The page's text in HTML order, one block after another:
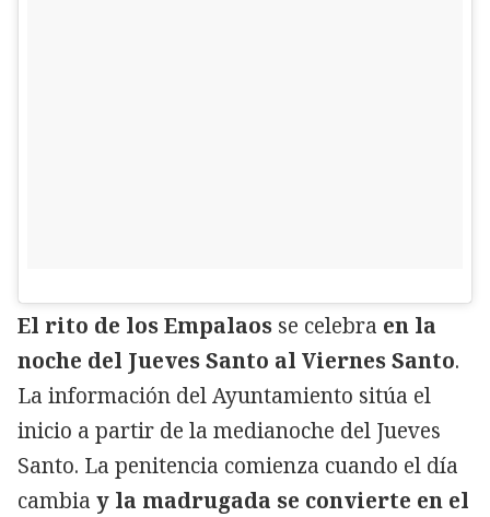
El rito de los Empalaos se celebra en la
noche del Jueves Santo al Viernes Santo.
La información del Ayuntamiento sitúa el
inicio a partir de la medianoche del Jueves
Santo. La penitencia comienza cuando el día
cambia y la madrugada se convierte en el